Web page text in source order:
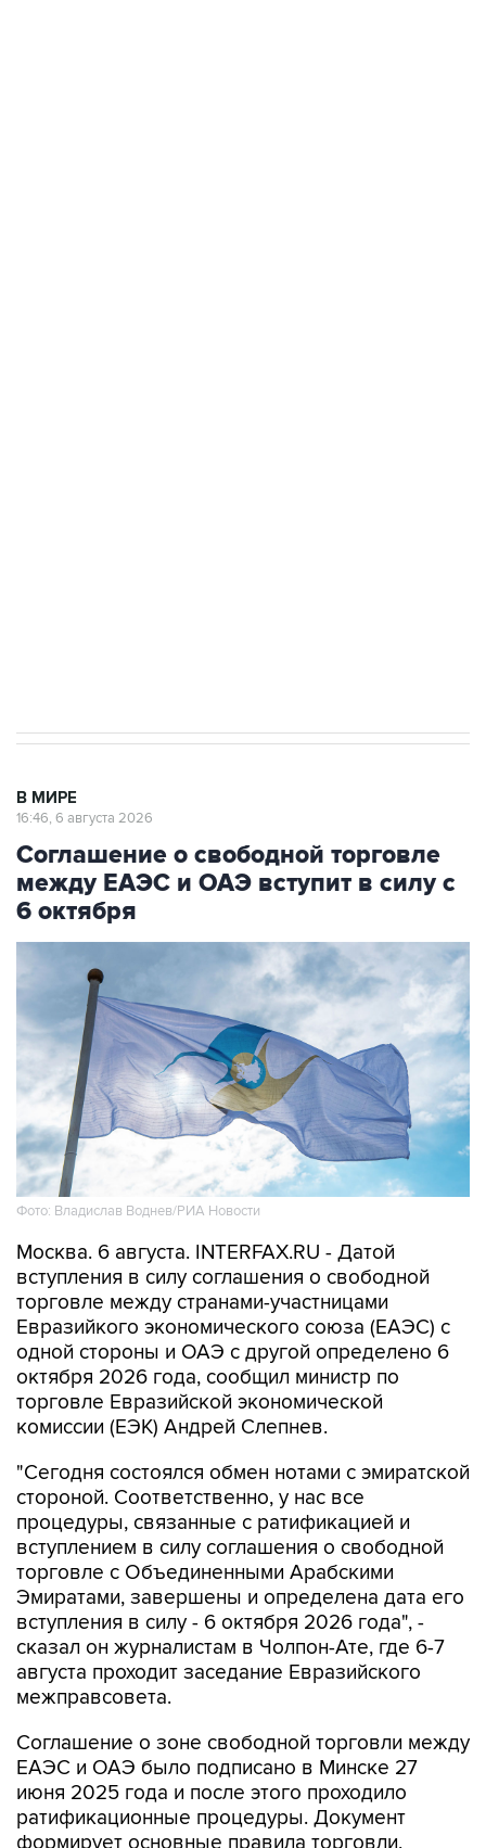
Соглашение о свободной торговле
между ЕАЭС и ОАЭ вступит в силу с
6 октября
Фото: Владислав Воднев/РИА Новости
Москва. 6 августа. INTERFAX.RU - Датой
торговле между странами-участницами
Евразийкого экономического союза (ЕАЭС) с
одной стороны и ОАЭ с другой определено 6
октября 2026 года, сообщил министр по
торговле Евразийской экономической
комиссии (ЕЭК) Андрей Слепнев.
"Сегодня состоялся обмен нотами с эмиратской
процедуры, связанные с ратификацией и
вступлением в силу соглашения о свободной
торговле с Объединенными Арабскими
Эмиратами, завершены и определена дата его
вступления в силу - 6 октября 2026 года", -
сказал он журналистам в Чолпон-Ате, где 6-7
августа проходит заседание Евразийского
межправсовета.
Соглашение о зоне свободной торговли между
июня 2025 года и после этого проходило
ратификационные процедуры. Документ
формирует основные правила торговли,
соответствующие нормам Всемирной торговой